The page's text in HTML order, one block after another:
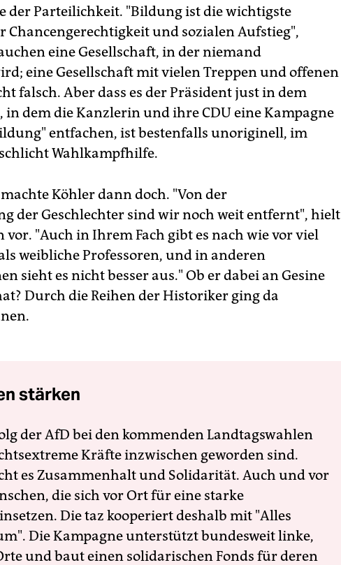
der Parteilichkeit. "Bildung ist die wichtigste
Chancengerechtigkeit und sozialen Aufstieg",
eine Gesellschaft, in der niemand
eine Gesellschaft mit vielen Treppen und offenen
falsch. Aber dass es der Präsident just in dem
in dem die Kanzlerin und ihre CDU eine Kampagne
entfachen, ist bestenfalls unoriginell, im
Wahlkampfhilfe.
Köhler dann doch. "Von der
der Geschlechter sind wir noch weit entfernt", hielt
"Auch in Ihrem Fach gibt es nach wie vor viel
weibliche Professoren, und in anderen
sieht es nicht besser aus." Ob er dabei an Gesine
Durch die Reihen der Historiker ging da
stärken
der AfD bei den kommenden Landtagswahlen
Kräfte inzwischen geworden sind.
es Zusammenhalt und Solidarität. Auch und vor
die sich vor Ort für eine starke
Die taz kooperiert deshalb mit "Alles
Die Kampagne unterstützt bundesweit linke,
und baut einen solidarischen Fonds für deren